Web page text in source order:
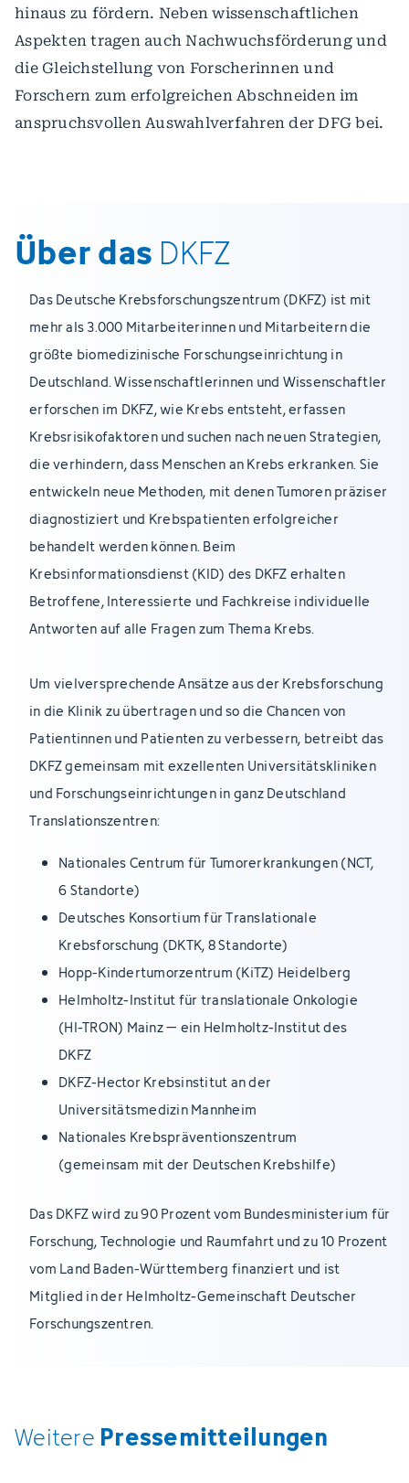
hinaus zu fördern. Neben wissenschaftlichen
Aspekten tragen auch Nachwuchsförderung und
die Gleichstellung von Forscherinnen und
Forschern zum erfolgreichen Abschneiden im
anspruchsvollen Auswahlverfahren der DFG bei.
Über das DKFZ
Das Deutsche Krebsforschungszentrum (DKFZ) ist mit
mehr als 3.000 Mitarbeiterinnen und Mitarbeitern die
größte biomedizinische Forschungseinrichtung in
Deutschland. Wissenschaftlerinnen und Wissenschaftler
erforschen im DKFZ, wie Krebs entsteht, erfassen
Krebsrisikofaktoren und suchen nach neuen Strategien,
die verhindern, dass Menschen an Krebs erkranken. Sie
entwickeln neue Methoden, mit denen Tumoren präziser
diagnostiziert und Krebspatienten erfolgreicher
behandelt werden können. Beim
Krebsinformationsdienst (KID) des DKFZ erhalten
Betroffene, Interessierte und Fachkreise individuelle
Antworten auf alle Fragen zum Thema Krebs.
Um vielversprechende Ansätze aus der Krebsforschung
in die Klinik zu übertragen und so die Chancen von
Patientinnen und Patienten zu verbessern, betreibt das
DKFZ gemeinsam mit exzellenten Universitätskliniken
und Forschungseinrichtungen in ganz Deutschland
Translationszentren:
Nationales Centrum für Tumorerkrankungen (NCT,
6 Standorte)
Deutsches Konsortium für Translationale
Krebsforschung (DKTK, 8 Standorte)
Hopp-Kindertumorzentrum (KiTZ) Heidelberg
Helmholtz-Institut für translationale Onkologie
(HI-TRON) Mainz – ein Helmholtz-Institut des
DKFZ
DKFZ-Hector Krebsinstitut an der
Universitätsmedizin Mannheim
Nationales Krebspräventionszentrum
(gemeinsam mit der Deutschen Krebshilfe)
Das DKFZ wird zu 90 Prozent vom Bundesministerium für
Forschung, Technologie und Raumfahrt und zu 10 Prozent
vom Land Baden-Württemberg finanziert und ist
Mitglied in der Helmholtz-Gemeinschaft Deutscher
Forschungszentren.
Weitere Pressemitteilungen